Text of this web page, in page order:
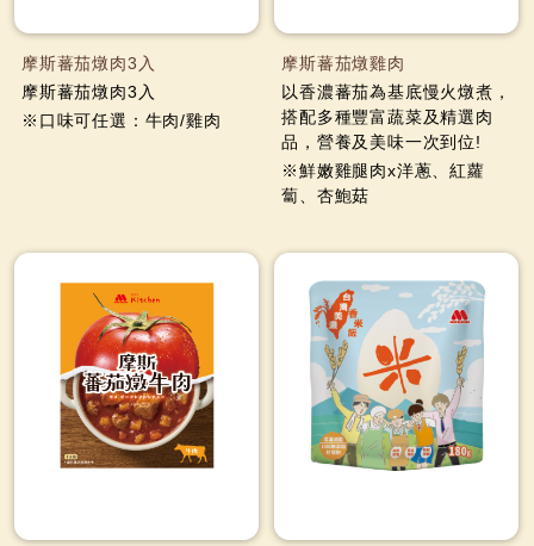
摩斯蕃茄燉肉3入
摩斯蕃茄燉肉3入
※口味可任選：牛肉/雞肉
摩斯蕃茄燉雞肉
以香濃蕃茄為基底慢火燉煮，
搭配多種豐富蔬菜及精選肉
品，營養及美味一次到位!
※鮮嫩雞腿肉x洋蔥、紅蘿
蔔、杏鮑菇